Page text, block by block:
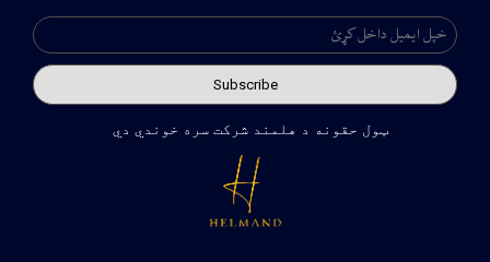
ټول حقونه د هلمند شرکت سره خوندي دي